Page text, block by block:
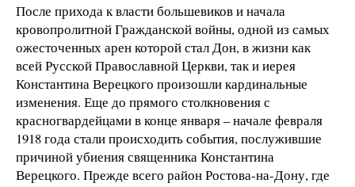
После прихода к власти большевиков и начала
кровопролитной Гражданской войны, одной из самых
ожесточенных арен которой стал Дон, в жизни как
всей Русской Православной Церкви, так и иерея
Константина Верецкого произошли кардинальные
изменения. Еще до прямого столкновения с
красногвардейцами в конце января – начале февраля
1918 года стали происходить события, послужившие
причиной убиения священника Константина
Верецкого. Прежде всего район Ростова-на-Дону, где